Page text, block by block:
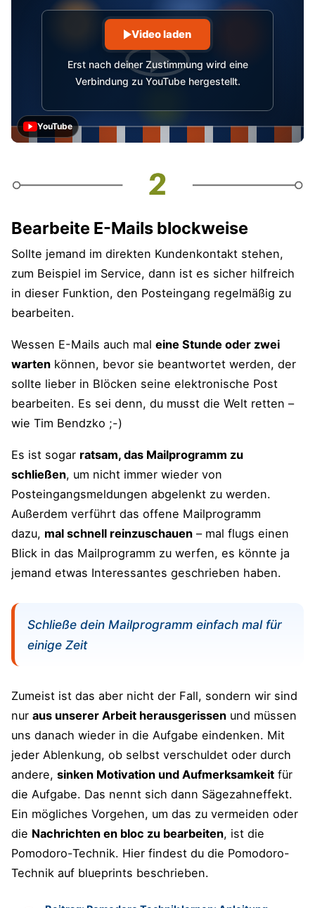
YouTube
Video laden
Erst nach deiner Zustimmung wird eine
Verbindung zu YouTube hergestellt.
Bearbeite E-Mails blockweise
Sollte jemand im direkten Kundenkontakt stehen,
zum Beispiel im Service, dann ist es sicher hilfreich
in dieser Funktion, den Posteingang regelmäßig zu
bearbeiten.
Wessen E-Mails auch mal eine Stunde oder zwei
warten können, bevor sie beantwortet werden, der
sollte lieber in Blöcken seine elektronische Post
bearbeiten. Es sei denn, du musst die Welt retten –
wie Tim Bendzko ;-)
Es ist sogar ratsam, das Mailprogramm zu
schließen, um nicht immer wieder von
Posteingangsmeldungen abgelenkt zu werden.
Außerdem verführt das offene Mailprogramm
dazu, mal schnell reinzuschauen – mal flugs einen
Blick in das Mailprogramm zu werfen, es könnte ja
jemand etwas Interessantes geschrieben haben.
Schließe dein Mailprogramm einfach mal für
einige Zeit
Zumeist ist das aber nicht der Fall, sondern wir sind
nur aus unserer Arbeit herausgerissen und müssen
uns danach wieder in die Aufgabe eindenken. Mit
jeder Ablenkung, ob selbst verschuldet oder durch
andere, sinken Motivation und Aufmerksamkeit für
die Aufgabe. Das nennt sich dann Sägezahneffekt.
Ein mögliches Vorgehen, um das zu vermeiden oder
die Nachrichten en bloc zu bearbeiten, ist die
Pomodoro-Technik. Hier findest du die Pomodoro-
Technik auf blueprints beschrieben.